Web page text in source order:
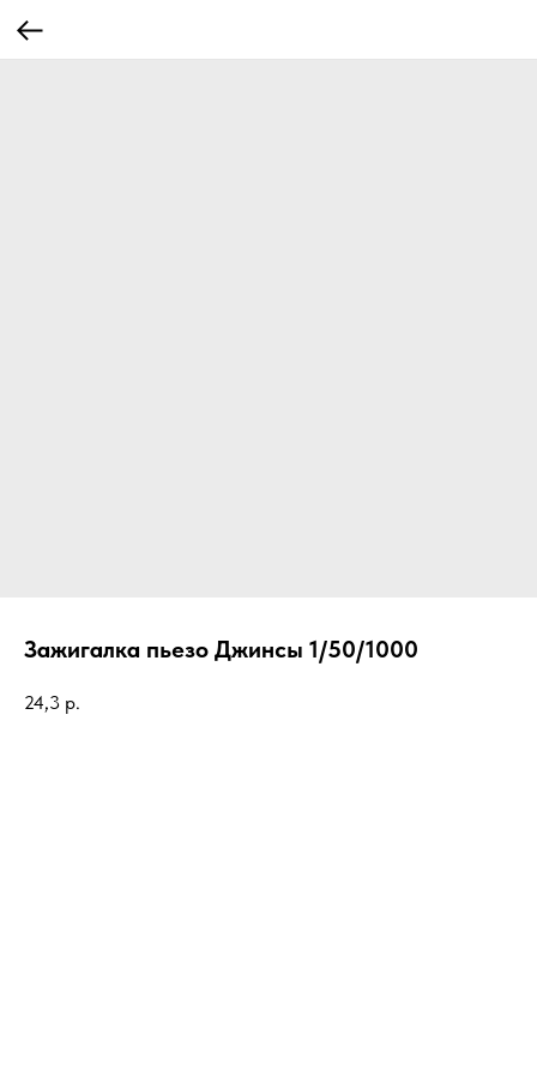
Зажигалка пьезо Джинсы 1/50/1000
24,3 р.